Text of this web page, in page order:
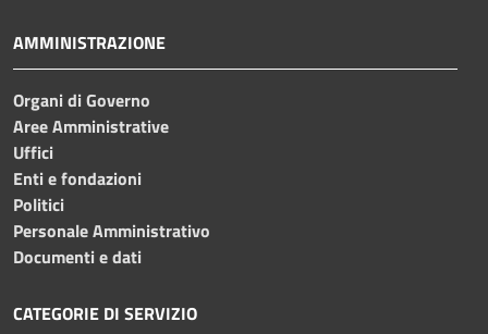
AMMINISTRAZIONE
Organi di Governo
Aree Amministrative
Uffici
Enti e fondazioni
Politici
Personale Amministrativo
Documenti e dati
CATEGORIE DI SERVIZIO